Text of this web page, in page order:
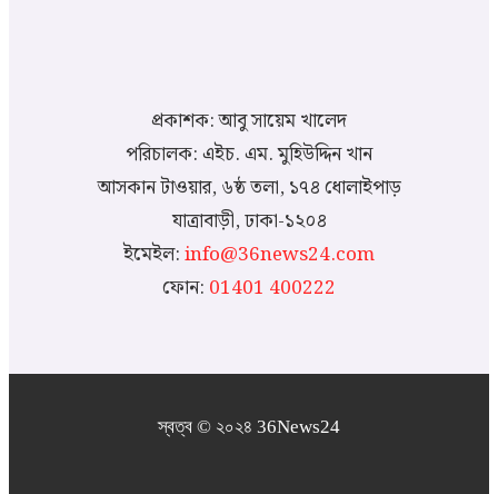
প্রকাশক: আবু সায়েম খালেদ
পরিচালক: এইচ. এম. মুহিউদ্দিন খান
আসকান টাওয়ার, ৬ষ্ঠ তলা, ১৭৪ ধোলাইপাড়
যাত্রাবাড়ী, ঢাকা-১২০৪
ইমেইল:info@36news24.com
ফোন: 01401 400222
স্বত্ব © ২০২৪ 36News24